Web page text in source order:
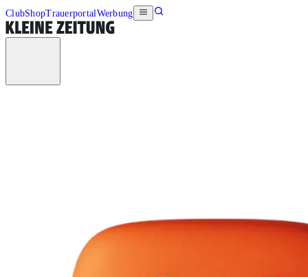
ClubShopTrauerportalWerbung